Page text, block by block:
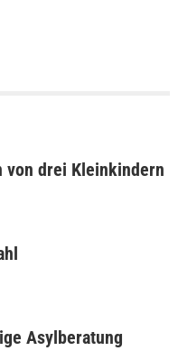
von drei Kleinkindern
Asylberatung